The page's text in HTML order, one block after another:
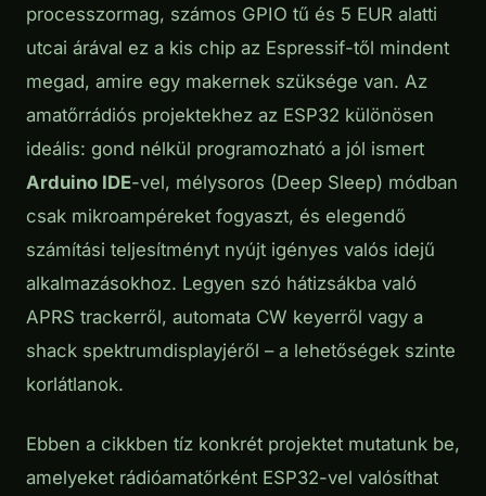
processzormag, számos GPIO tű és 5 EUR alatti
utcai árával ez a kis chip az Espressif-től mindent
megad, amire egy makernek szüksége van. Az
amatőrrádiós projektekhez az ESP32 különösen
ideális: gond nélkül programozható a jól ismert
Arduino IDE-vel, mélysoros (Deep Sleep) módban
csak mikroampéreket fogyaszt, és elegendő
számítási teljesítményt nyújt igényes valós idejű
alkalmazásokhoz. Legyen szó hátizsákba való
APRS trackerről, automata CW keyerről vagy a
shack spektrumdisplayjéről – a lehetőségek szinte
korlátlanok.
Ebben a cikkben tíz konkrét projektet mutatunk be,
amelyeket rádióamatőrként ESP32-vel valósíthat